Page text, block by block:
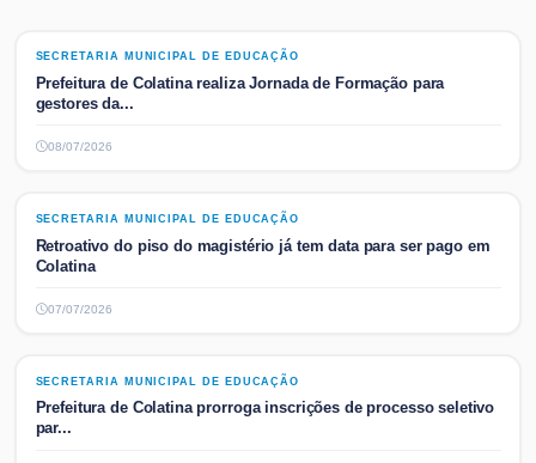
SECRETARIA MUNICIPAL DE EDUCAÇÃO
SECRETARIA MUNICIPAL DE EDUCAÇÃO
Prefeitura de Colatina realiza Jornada de Formação para
gestores da...
08/07/2026
SECRETARIA MUNICIPAL DE EDUCAÇÃO
SECRETARIA MUNICIPAL DE EDUCAÇÃO
Retroativo do piso do magistério já tem data para ser pago em
Colatina
07/07/2026
SECRETARIA MUNICIPAL DE EDUCAÇÃO
SECRETARIA MUNICIPAL DE EDUCAÇÃO
Prefeitura de Colatina prorroga inscrições de processo seletivo
par...